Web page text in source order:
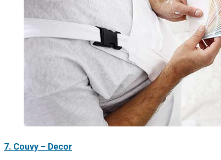
7. Couvy – Decor